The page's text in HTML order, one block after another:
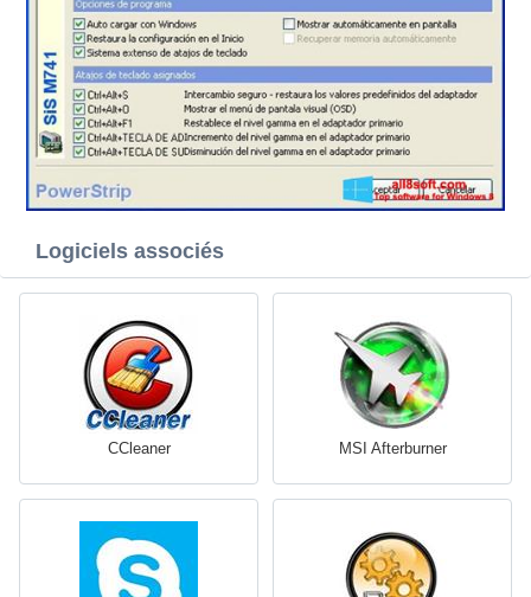
Logiciels associés
CCleaner MSI Afterburner